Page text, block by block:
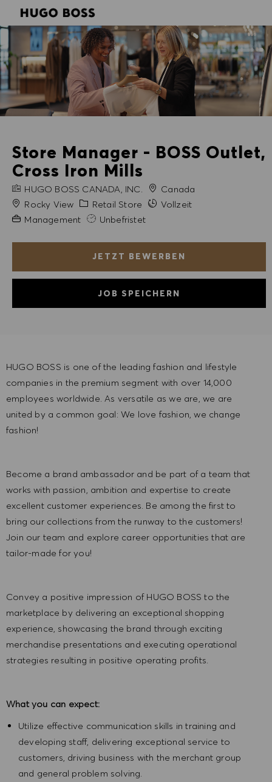
Store Manager - BOSS Outlet,
Cross Iron Mills
FIRMENNAME
HUGO BOSS CANADA, INC.
Canada
StadtRocky View Kategorie
Retail Store
Vollzeit
Erfahrung erforderlich
Management Unbefristet
JETZT BEWERBEN
JOB SPEICHERN
HUGO BOSS is one of the leading fashion and lifestyle
companies in the premium segment with over 14,000
employees worldwide. As versatile as we are, we are
united by a common goal: We love fashion, we change
fashion!
Become a brand ambassador and be part of a team that
works with passion, ambition and expertise to create
excellent customer experiences. Be among the first to
bring our collections from the runway to the customers!
Join our team and explore career opportunities that are
tailor-made for you!
Convey a positive impression of HUGO BOSS to the
marketplace by delivering an exceptional shopping
experience, showcasing the brand through exciting
merchandise presentations and executing operational
strategies resulting in positive operating profits.
What you can expect:
Utilize effective communication skills in training and
developing staff, delivering exceptional service to
customers, driving business with the merchant group
and general problem solving.